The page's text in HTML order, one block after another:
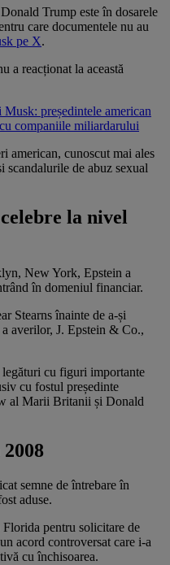
Trump este în dosarele
care documentele nu au
pe X.
a reacționat la această
președintele american
companiile miliardarului
american, cunoscut mai ales
scandalurile de abuz sexual
la nivel
New York, Epstein a
în domeniul financiar.
Stearns înainte de a-și
averilor, J. Epstein & Co.,
cu figuri importante
cu fostul președinte
al Marii Britanii și Donald
semne de întrebare în
aduse.
pentru solicitare de
acord controversat care i-a
cu închisoarea.